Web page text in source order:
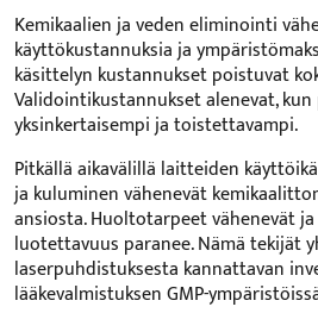
Kemikaalien ja veden eliminointi
käyttökustannuksia ja
käsittelyn kustannukset poistuvat
Validointikustannukset alenevat,
yksinkertaisempi ja toistettavampi.
Pitkällä aikavälillä laitteiden
ja kuluminen vähenevät
ansiosta. Huoltotarpeet vähenevät
luotettavuus paranee. Nämä tekijät
laserpuhdistuksesta kannattavan
lääkevalmistuksen GMP-